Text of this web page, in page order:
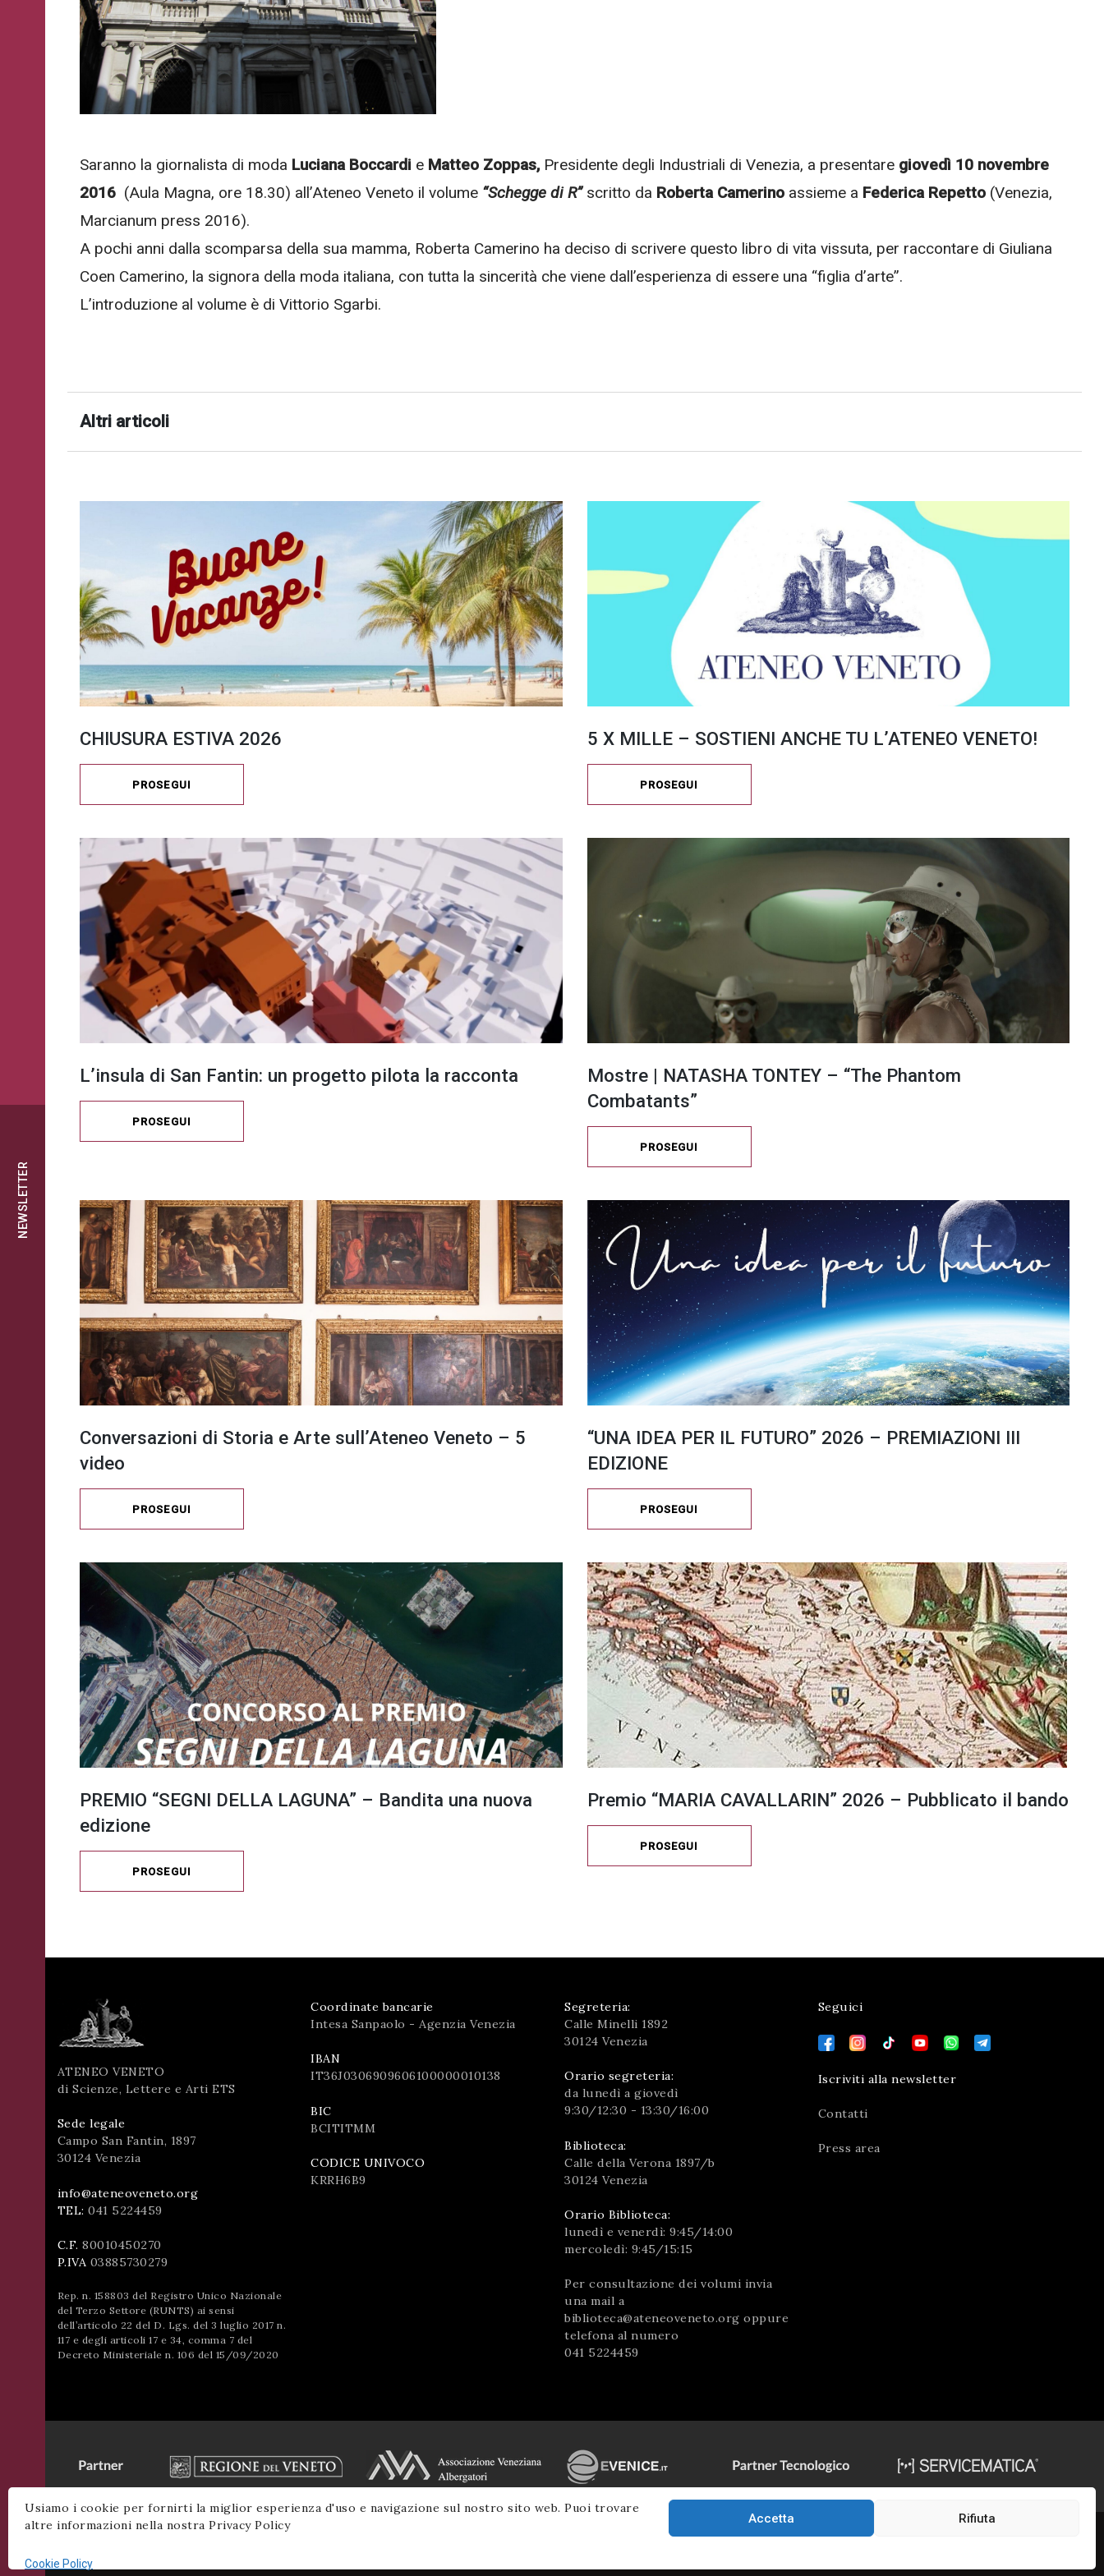
Usiamo i cookie per fornirti la miglior esperienza d'uso e navigazione sul nostro sito web. Puoi trovare
altre informazioni nella nostra Privacy Policy
Accetta Rifiuta
Cookie Policy
NEWSLETTER
ISCRIVITI
Acconsento
legislativo
196/03
Saranno la giornalista di moda Luciana Boccardi e Matteo Zoppas, Presidente degli Industriali di Venezia, a presentare giovedì 10 novembre
2016 (Aula Magna, ore 18.30) all’Ateneo Veneto il volume “Schegge di R”scritto da Roberta Camerino assieme a Federica Repetto (Venezia,
Marcianum press 2016).
A pochi anni dalla scomparsa della sua mamma, Roberta Camerino ha deciso di scrivere questo libro di vita vissuta, per raccontare di Giuliana
Coen Camerino, la signora della moda italiana, con tutta la sincerità che viene dall’esperienza di essere una “figlia d’arte”.
L’introduzione al volume è di Vittorio Sgarbi.
Altri articoli
CHIUSURA ESTIVA 2026
PROSEGUI
5 X MILLE – SOSTIENI ANCHE TU L’ATENEO VENETO!
PROSEGUI
L’insula di San Fantin: un progetto pilota la racconta
PROSEGUI
Mostre | NATASHA TONTEY – “The Phantom
Combatants”
PROSEGUI
Conversazioni di Storia e Arte sull’Ateneo Veneto – 5
video
PROSEGUI
“UNA IDEA PER IL FUTURO” 2026 – PREMIAZIONI III
EDIZIONE
PROSEGUI
PREMIO “SEGNI DELLA LAGUNA” – Bandita una nuova
edizione
PROSEGUI
Premio “MARIA CAVALLARIN” 2026 – Pubblicato il bando
PROSEGUI
Acconsento
personali in
accordo
decreto
legislativo
196/03
ATENEO VENETO
di Scienze, Lettere e Arti ETS
Sede legale
Campo San Fantin, 1897
30124 Venezia
info@ateneoveneto.org
TEL: 041 5224459
C.F. 80010450270
P.IVA 03885730279
Rep. n. 158803 del Registro Unico Nazionale
del Terzo Settore (RUNTS) ai sensi
dell’articolo 22 del D. Lgs. del 3 luglio 2017 n.
117 e degli articoli 17 e 34, comma 7 del
Decreto Ministeriale n. 106 del 15/09/2020
Coordinate bancarie
Intesa Sanpaolo - Agenzia Venezia
IBAN
IT36J0306909606100000010138
BIC
BCITITMM
CODICE UNIVOCO
KRRH6B9
Segreteria:
Calle Minelli 1892
30124 Venezia
Orario segreteria:
da lunedì a giovedì
9:30/12:30 - 13:30/16:00
Biblioteca:
Calle della Verona 1897/b
30124 Venezia
Orario Biblioteca:
lunedì e venerdì: 9:45/14:00
mercoledì: 9:45/15:15
Per consultazione dei volumi invia
una mail a
biblioteca@ateneoveneto.org oppure
telefona al numero
041 5224459
Seguici
Iscriviti alla newsletter
Contatti
Press area